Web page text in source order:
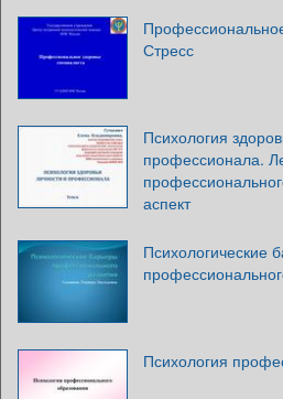
Стресс
Психология
профессионала.
аспект
Психологические
Психология